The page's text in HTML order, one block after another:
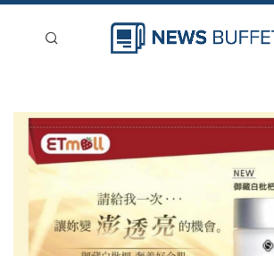
新聞稿分類
登入
刊登